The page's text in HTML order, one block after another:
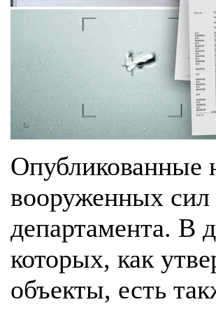
Опубликованные
вооруженных
департамента. В
которых, как
объекты, есть